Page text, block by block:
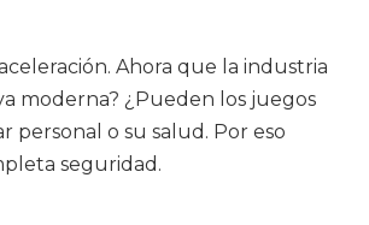
Ahora que la industria
moderna? ¿Pueden los juegos
personal o su salud. Por eso
seguridad.